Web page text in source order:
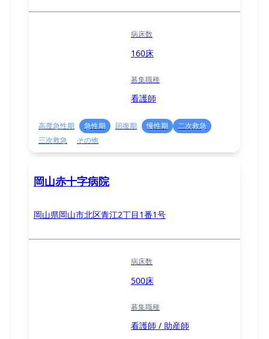
病床数
160床
募集職種
看護師
高度急性期 急性期 回復期 慢性期
二次救急
三次救急
その他
岡山赤十字病院
岡山県岡山市北区青江2丁目1番1号
病床数
500床
募集職種
看護師 / 助産師